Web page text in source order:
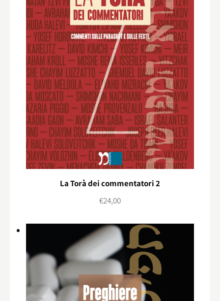
La Torà dei commentatori 2
€24,00